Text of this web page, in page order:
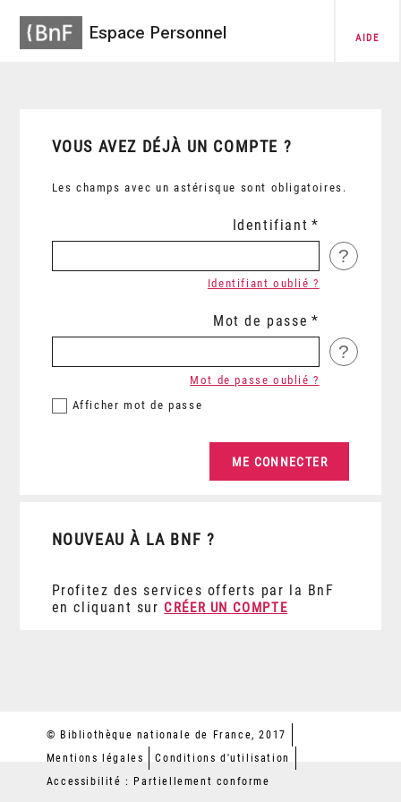
Espace Personnel AIDE
VOUS AVEZ DÉJÀ UN COMPTE ?
Les champs avec un astérisque sont obligatoires.
Identifiant
?
Identifiant oublié ?
Mot de passe
?
Afficher mot de passe
Mot de passe oublié ?
NOUVEAU À LA BNF ?
Profitez des services offerts par la BnF
en cliquant sur CRÉER UN COMPTE
© Bibliothèque nationale de France, 2017
Mentions légales
Conditions d'utilisation
Accessibilité : Partiellement conforme